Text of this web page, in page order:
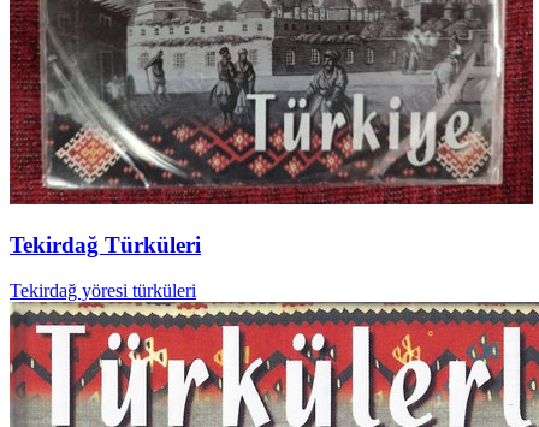
Tekirdağ Türküleri
Tekirdağ yöresi türküleri